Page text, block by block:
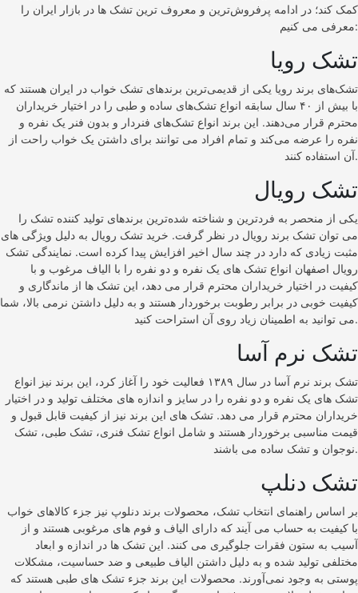
کمک کند؛ در ادامه پرفروش‌ترین و معروف‌ ترین تشک‌ ها در بازار ایران را
معرفی می‌ کنیم:
تشک رویا
تشک‌های برند رویا یکی از قدیمی‌ترین برندهای تشک خواب در ایران هستند که
با بیش از ۴۰ سال سابقه انواع تشک‌های ساده و طبی را در اختیار خریداران
محترم قرار می‌دهند. این برند انواع تشک‌های فنردار و بدون فنر یک نفره و
نفره را عرضه می‌کند و تمام افراد می‌ توانند برای داشتن یک خواب راحت از
آن استفاده کنند.
تشک رویال
یکی از منحصر به فردترین و شناخته شده‌ترین برندهای تولید کننده تشک را
می‌ توان تشک برند رویال در نظر گرفت. خرید تشک رویال به دلیل ویژگی‌ های
مثبت زیادی که دارد در چند سال اخیر افزایش پیدا کرده است. نمایندگی تشک
رویال اصفهان انواع تشک‌ های یک نفره و دو نفره را با الیاف مرغوب و با
کیفیت در اختیار خریداران محترم قرار می‌ دهد، این تشک‌ ها از ماندگاری و
کیفیت خوبی در برابر رطوبت برخوردار هستند و به دلیل داشتن نرمی بالا، شما
می‌ توانید به اطمینان زیاد روی آن استراحت کنید.
تشک نرم آسا
تشک برند نرم آسا در سال ۱۳۸۹ فعالیت خود را آغاز کرد، این برند نیز انواع
تشک‌ های یک نفره و دو نفره را در سایز و اندازه‌ های مختلف تولید و در اختیار
خریداران محترم قرار می‌ دهد. تشک‌ های این برند نیز از کیفیت قابل قبول و
قیمت مناسبی برخوردار هستند و شامل انواع تشک فنری، تشک طبی، تشک
نوجوان و تشک ساده می باشند.
تشک دنلپ
بر اساس راهنمای انتخاب تشک، محصولات برند دنلوپ نیز جزء کالاهای خواب
با کیفیت به حساب می‌ آیند که دارای الیاف و فوم‌ های مرغوبی هستند و از
آسیب به ستون فقرات جلوگیری می‌ کنند. این تشک‌ ها در اندازه و ابعاد
مختلفی تولید شده و به دلیل داشتن الیاف طبیعی و ضد حساسیت، مشکلات
پوستی به وجود نمی‌آورند. محصولات این برند جزء تشک‌ های طبی هستند که